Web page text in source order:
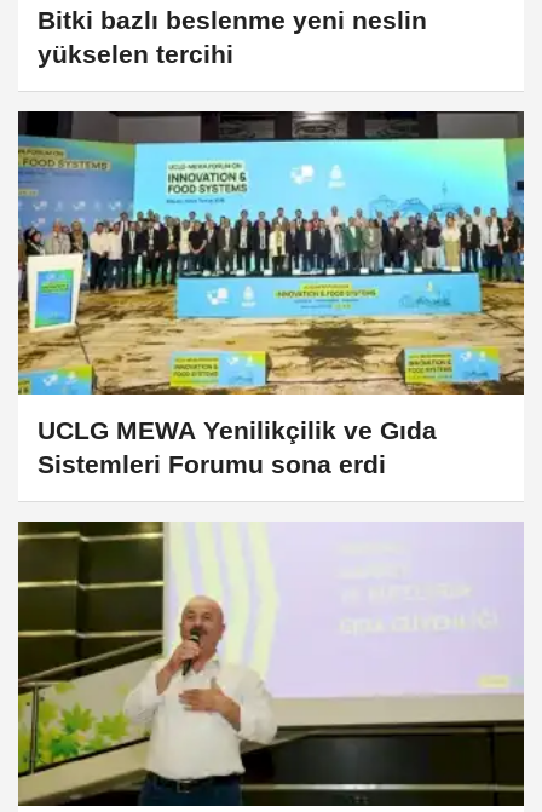
Bitki bazlı beslenme yeni neslin
yükselen tercihi
UCLG MEWA Yenilikçilik ve Gıda
Sistemleri Forumu sona erdi